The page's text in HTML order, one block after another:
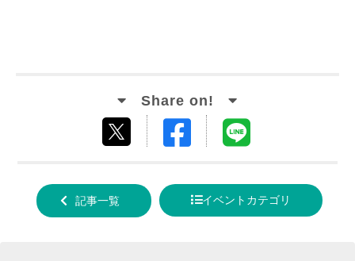
する
Facebook
る
記事一覧 イベントカテゴリ